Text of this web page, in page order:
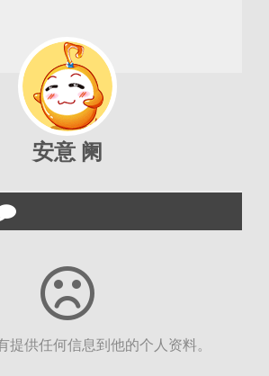
安意 阑
提供任何信息到他的个人资料。